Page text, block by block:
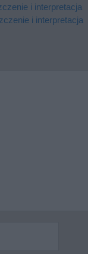
i interpretacja
i interpretacja